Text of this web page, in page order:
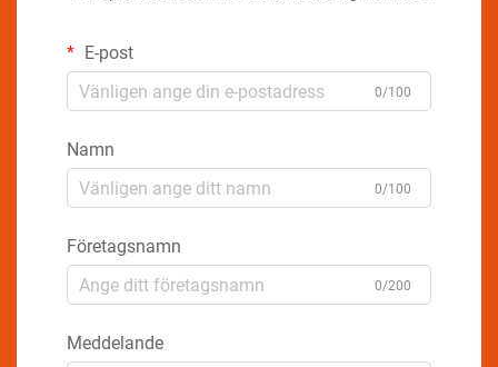
E-post
0/100
Namn
0/100
Företagsnamn
0/200
Meddelande